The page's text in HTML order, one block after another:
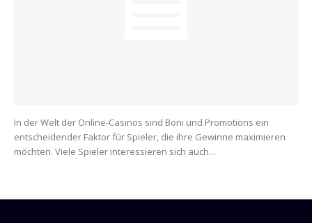
In der Welt der Online-Casinos sind Boni und Promotions ein
entscheidender Faktor für Spieler, die ihre Gewinne maximieren
möchten. Viele Spieler interessieren sich auch...